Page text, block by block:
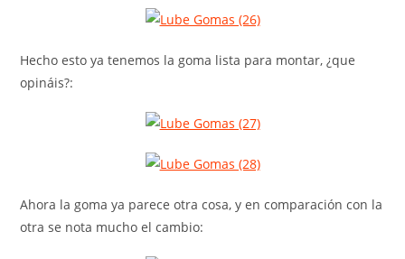
Hecho esto ya tenemos la goma lista para montar, ¿que
opináis?:
Ahora la goma ya parece otra cosa, y en comparación con la
otra se nota mucho el cambio: